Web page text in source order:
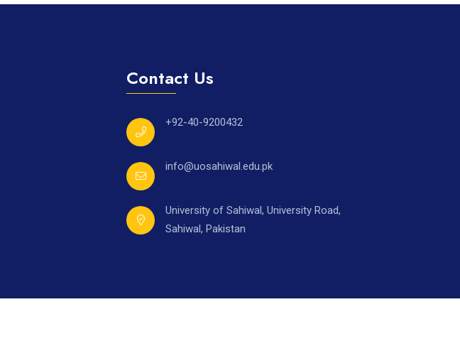
Contact Us
+92-40-9200432
info@uosahiwal.edu.pk
University of Sahiwal, University Road,
Sahiwal, Pakistan